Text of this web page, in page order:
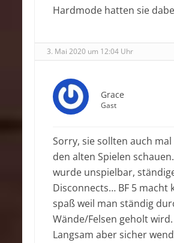
Hardmode hatten sie
3. Mai 2020 um 12:04 Uhr
Grace
Gast
Sorry, sie sollten auch mal
den alten Spielen schauen.
wurde unspielbar,
Disconnects… BF 5 macht
spaß weil man ständig
Wände/Felsen geholt wird.
Langsam aber sicher